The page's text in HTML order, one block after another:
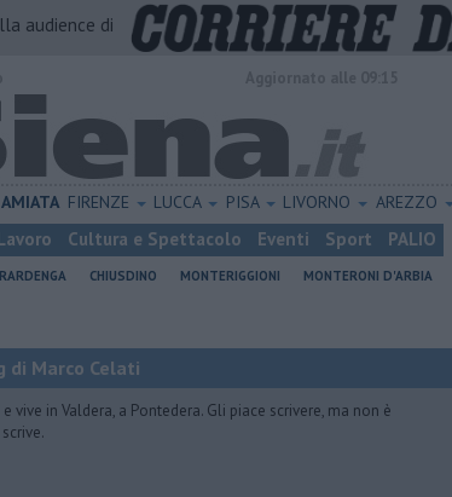
audience di
AMIATA FIRENZE LUCCA PISA LIVORNO AREZZO
Cultura e Spettacolo Eventi Sport PALIO
CHIUSDINO MONTERIGGIONI MONTERONI D'ARBIA
di Marco Celati
vive in Valdera, a Pontedera. Gli piace scrivere, ma non è